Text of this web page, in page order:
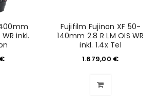
inkl.
€
Fujifilm Fujinon XF 50-
140mm 2.8 R LM OIS WR
inkl. 1.4x Tel
1.679,00 €